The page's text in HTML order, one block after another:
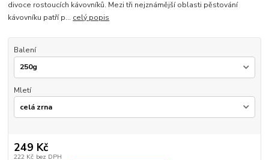
divoce rostoucích kávovníků. Mezi tři nejznámější oblasti pěstování
kávovníku patří p... celý popis
Balení
Mletí
249 Kč
222 Kč bez DPH